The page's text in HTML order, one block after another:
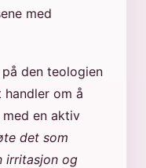
med
den teologien
om å
en aktiv
det som
irritasjon og